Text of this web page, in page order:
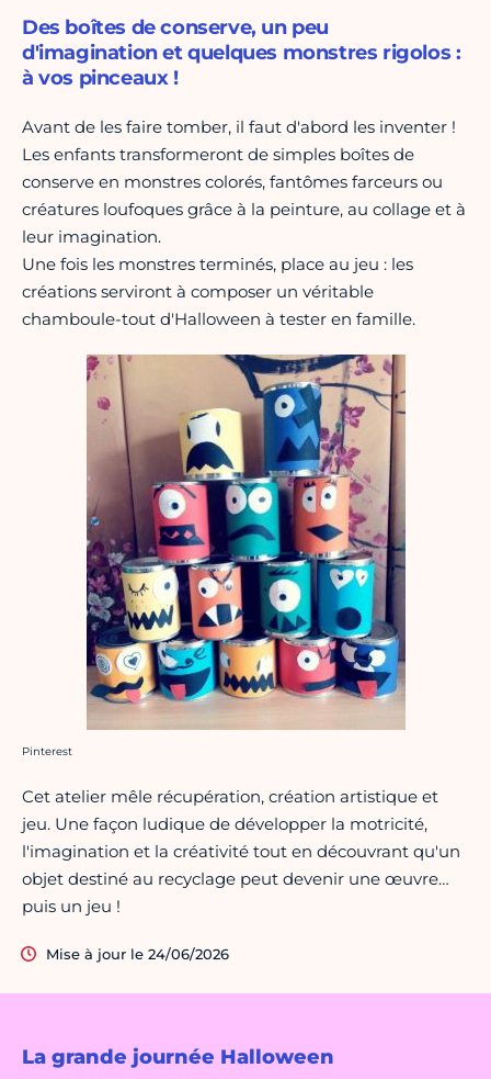
La grande journée Halloween
Des boîtes de conserve, un peu
d'imagination et quelques monstres rigolos :
à vos pinceaux !
Avant de les faire tomber, il faut d'abord les inventer !
Les enfants transformeront de simples boîtes de
conserve en monstres colorés, fantômes farceurs ou
créatures loufoques grâce à la peinture, au collage et à
leur imagination.
Une fois les monstres terminés, place au jeu : les
créations serviront à composer un véritable
chamboule-tout d'Halloween à tester en famille.
Crédit photo :
Pinterest
Cet atelier mêle récupération, création artistique et
jeu. Une façon ludique de développer la motricité,
l'imagination et la créativité tout en découvrant qu'un
objet destiné au recyclage peut devenir une œuvre…
puis un jeu !
Mise à jour le 24/06/2026